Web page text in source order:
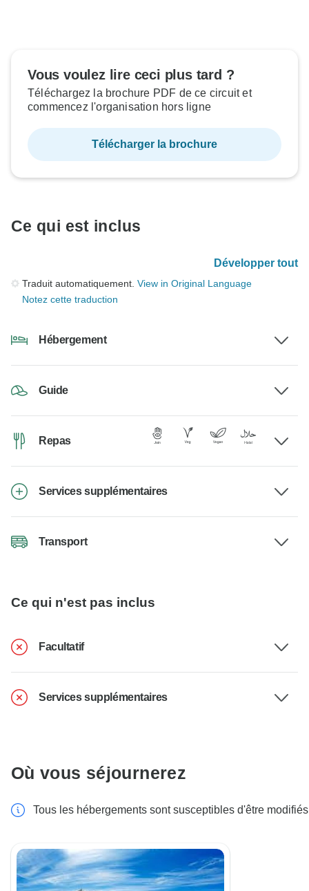
Vous voulez lire ceci plus tard ?
Téléchargez la brochure PDF de ce circuit et
commencez l'organisation hors ligne
Télécharger la brochure
Ce qui est inclus
Développer tout
Traduit automatiquement. View in Original Language
Notez cette traduction
Hébergement
Guide
Repas
Services supplémentaires
Transport
Ce qui n'est pas inclus
Facultatif
Services supplémentaires
Où vous séjournerez
Tous les hébergements sont susceptibles d'être modifiés